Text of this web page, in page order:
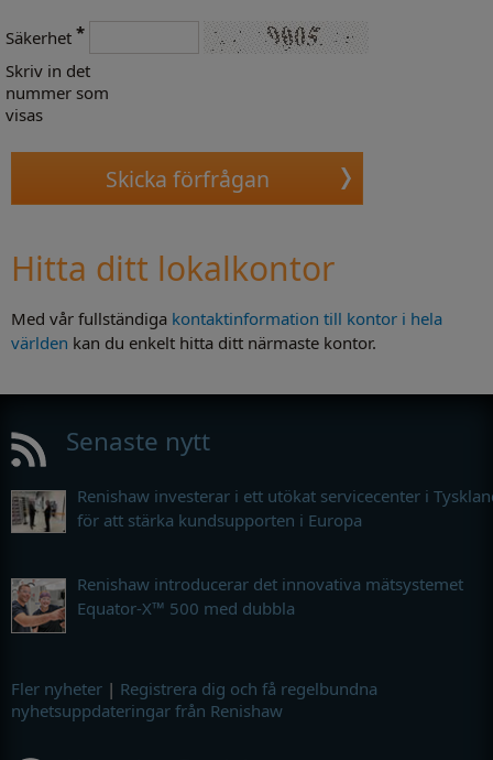
Säkerhet *
Skriv in det
nummer som
visas
Hitta ditt lokalkontor
Med vår fullständiga kontaktinformation till kontor i hela
världen kan du enkelt hitta ditt närmaste kontor.
Senaste nytt
Renishaw investerar i ett utökat servicecenter i
för att stärka kundsupporten i Europa
Renishaw introducerar det innovativa mätsystemet
Equator-X™ 500 med dubbla
Fler nyheter | Registrera dig och få regelbundna
nyhetsuppdateringar från Renishaw